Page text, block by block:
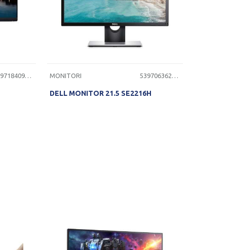
5397184092354 MONITORI 5397063622016
DELL MONITOR 21.5 SE2216H